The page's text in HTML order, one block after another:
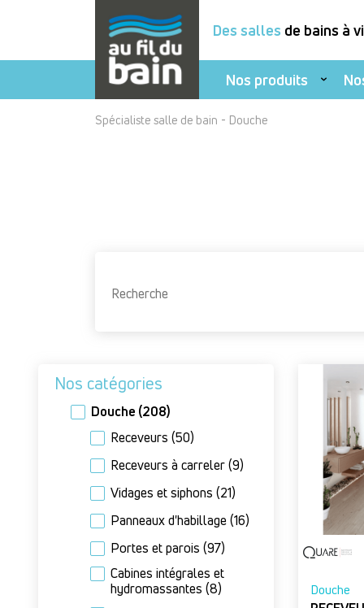
Des salles de bains à
Nos produits
Spécialiste salle de bain - Douche
Nos catégories
Douche (208)
Receveurs (50)
Receveurs à carreler(9)
Vidages et siphons (21)
Panneaux d'habillage(16)
Portes et parois (97)
Cabines intégrales et
hydromassantes (8)
Douche